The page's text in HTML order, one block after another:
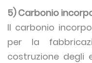
5) Carbonio
Il carbonio
per la
costruzione degli